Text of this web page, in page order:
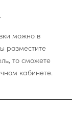
.
можно в
разместите
то сможете
кабинете.